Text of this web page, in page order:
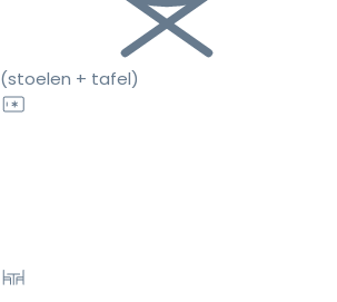
(stoelen + tafel)